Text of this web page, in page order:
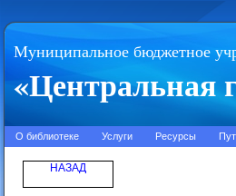
Муниципальное бюджетное
«Центральная
О библиотеке Услуги Ресурсы
НАЗАД